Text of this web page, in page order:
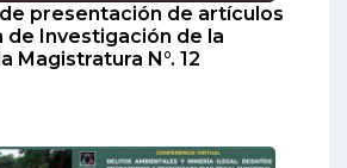
presentación de artículos
de Investigación de la
Magistratura N°. 12